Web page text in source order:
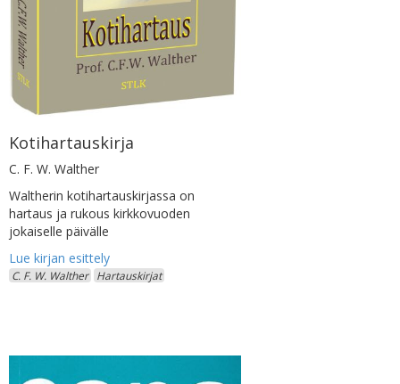
Kotihartauskirja
C. F. W. Walther
Waltherin kotihartauskirjassa on
hartaus ja rukous kirkkovuoden
jokaiselle päivälle
C. F. W. Walther Hartauskirjat